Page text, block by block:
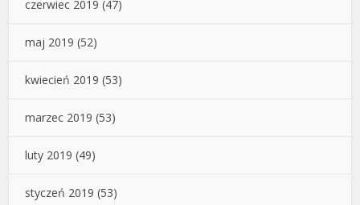
czerwiec 2019 (47)
maj 2019 (52)
kwiecień 2019 (53)
marzec 2019 (53)
luty 2019 (49)
styczeń 2019 (53)